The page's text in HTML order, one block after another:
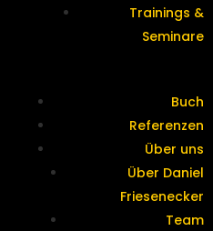
Trainings &
Seminare
Buch
Referenzen
Über uns
Über Daniel
Friesenecker
Team